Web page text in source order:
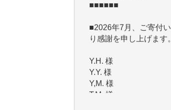
■2026年7月、ご寄付
Y.H. 様
Y,M. 様
T.M. 様
マツモト ヤスアキ 様